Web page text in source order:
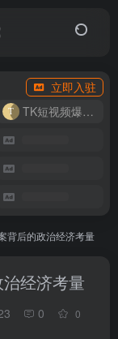
立即入驻
TK短视频爆款复刻
背后的政治经济考量
经济考量
0 0